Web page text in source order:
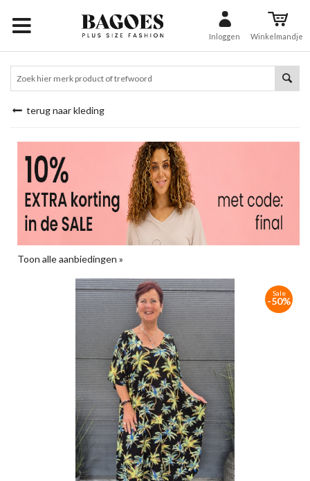
Inloggen Winkelmandje
terug naar kleding
Toon alle aanbiedingen »
Sale
-50%